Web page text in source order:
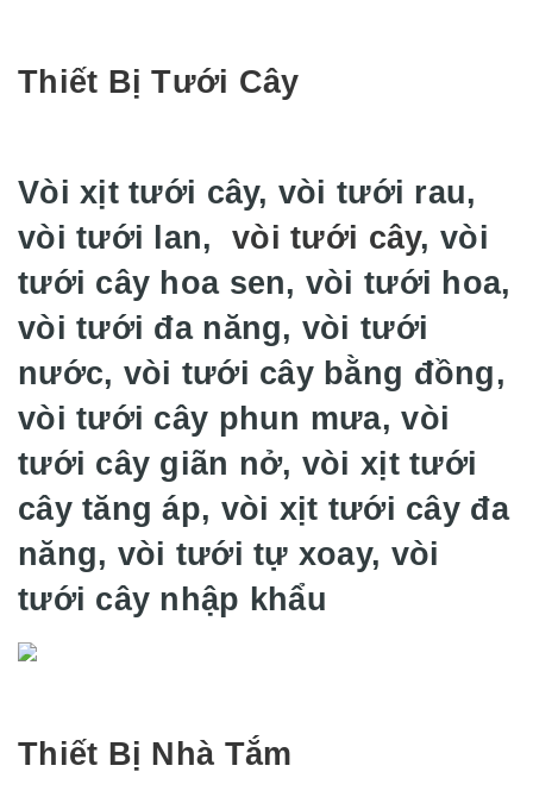
Thiết Bị Tưới Cây
Vòi xịt tưới cây, vòi tưới rau,
vòi tưới lan,vòi tưới cây, vòi
tưới cây hoa sen, vòi tưới hoa,
vòi tưới đa năng, vòi tưới
nước, vòi tưới cây bằng đồng,
vòi tưới cây phun mưa, vòi
tưới cây giãn nở, vòi xịt tưới
cây tăng áp, vòi xịt tưới cây đa
năng, vòi tưới tự xoay, vòi
tưới cây nhập khẩu
Thiết Bị Nhà Tắm